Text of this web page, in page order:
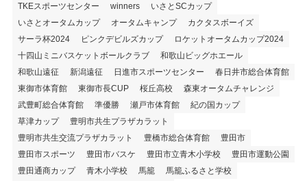
TKEスポーツセンター
winners
いさとSCカップ
いさとオータムカップ
オータムキャンプ
カクタスボーイズ
サーラ杯2024
ピンクデビルズカップ
ロケットオータムカップ2024
十四山ミニバスケットボールクラブ
和歌山ビッグホエール
和歌山遠征
新潟遠征 日進市スポーツセンター
春日井市総合体育館
東御市体育館
東御市長CUP 桜丘高校
森東オータムチャレンジ
武豊町総合体育館
準優勝 瀬戸市体育館
紀の国カップ
草津カップ
豊明市共生プラザカラット
豊明市共生交流プラザカラット
豊橋市総合体育館
豊田市
豊田市スポーツ
豊田市バスケ 豊田市立青木小学校
豊田市運動公園
豊田通商カップ
青木小学校 馬籠
馬籠ふるさと学校